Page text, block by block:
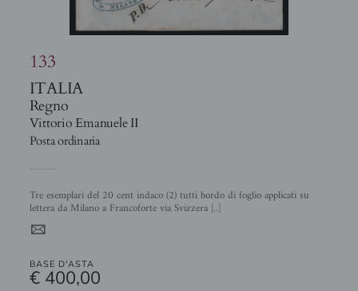
133
ITALIA
Regno
Vittorio Emanuele II
Posta ordinaria
Tre esemplari del 20 cent indaco (2) tutti bordo di foglio applicati su
lettera da Milano a Francoforte via Svizzera [..]
4
BASE D'ASTA
€ 400,00